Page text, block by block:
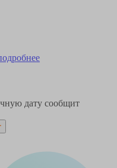
дату сообщит